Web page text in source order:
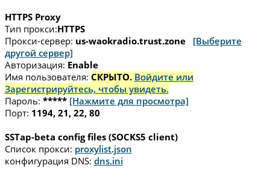
HTTPS Proxy
Тип прокси:HTTPS
Прокси-сервер: us-waokradio.trust.zone
[Выберите
другой сервер]
Авторизация: Enable
Имя пользователя: СКРЫТО. Войдите или
Зарегистрируйтесь, чтобы увидеть.
Пароль: ***** [Нажмите для просмотра]
Порт: 1194, 21, 22, 80
SSTap-beta config files (SOCKS5 client)
Список прокси: proxylist.json
конфигурация DNS: dns.ini